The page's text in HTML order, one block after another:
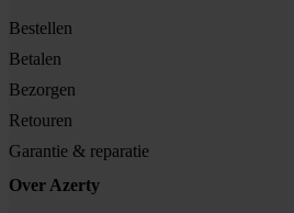
Bestellen
Betalen
Bezorgen
Retouren
Garantie & reparatie
Over Azerty